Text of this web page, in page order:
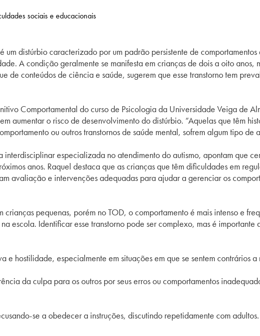
sociais e educacionais
um distúrbio caracterizado por um padrão persistente de
A condição geralmente se manifesta em crianças de dois a oito anos,
de conteúdos de ciência e saúde, sugerem que esse transtorno tem
Comportamental do curso de Psicologia da Universidade Veiga de
aumentar o risco de desenvolvimento do distúrbio. “Aquelas que têm
ou outros transtornos de saúde mental, sofrem algum tipo
interdisciplinar especializada no atendimento do autismo, apontam que
anos. Raquel destaca que as crianças que têm dificuldades em
avaliação e intervenções adequadas para ajudar a gerenciar os
crianças pequenas, porém noTOD, o comportamento é mais intenso e
escola. Identificar esse transtorno pode ser complexo, mas é importante
e hostilidade, especialmente em situações em que se sentem contrários a
da culpa para os outros por seus erros ou comportamentos
se a obedecer a instruções, discutindo repetidamente com